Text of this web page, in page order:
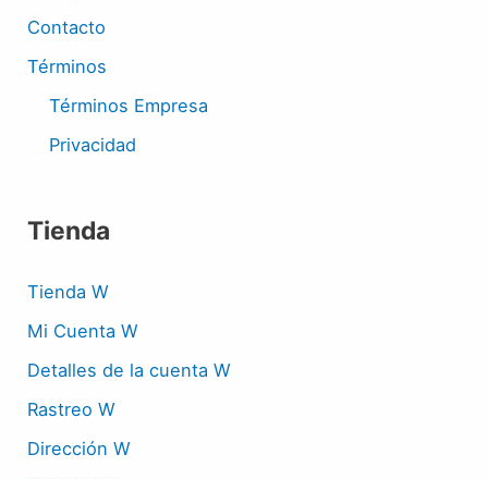
Contacto
Términos
Términos Empresa
Privacidad
Tienda
Tienda W
Mi Cuenta W
Detalles de la cuenta W
Rastreo W
Dirección W